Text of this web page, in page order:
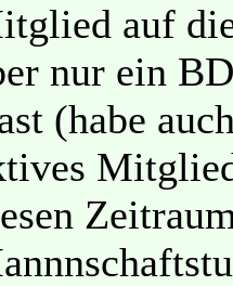
auf
nur ein
(habe